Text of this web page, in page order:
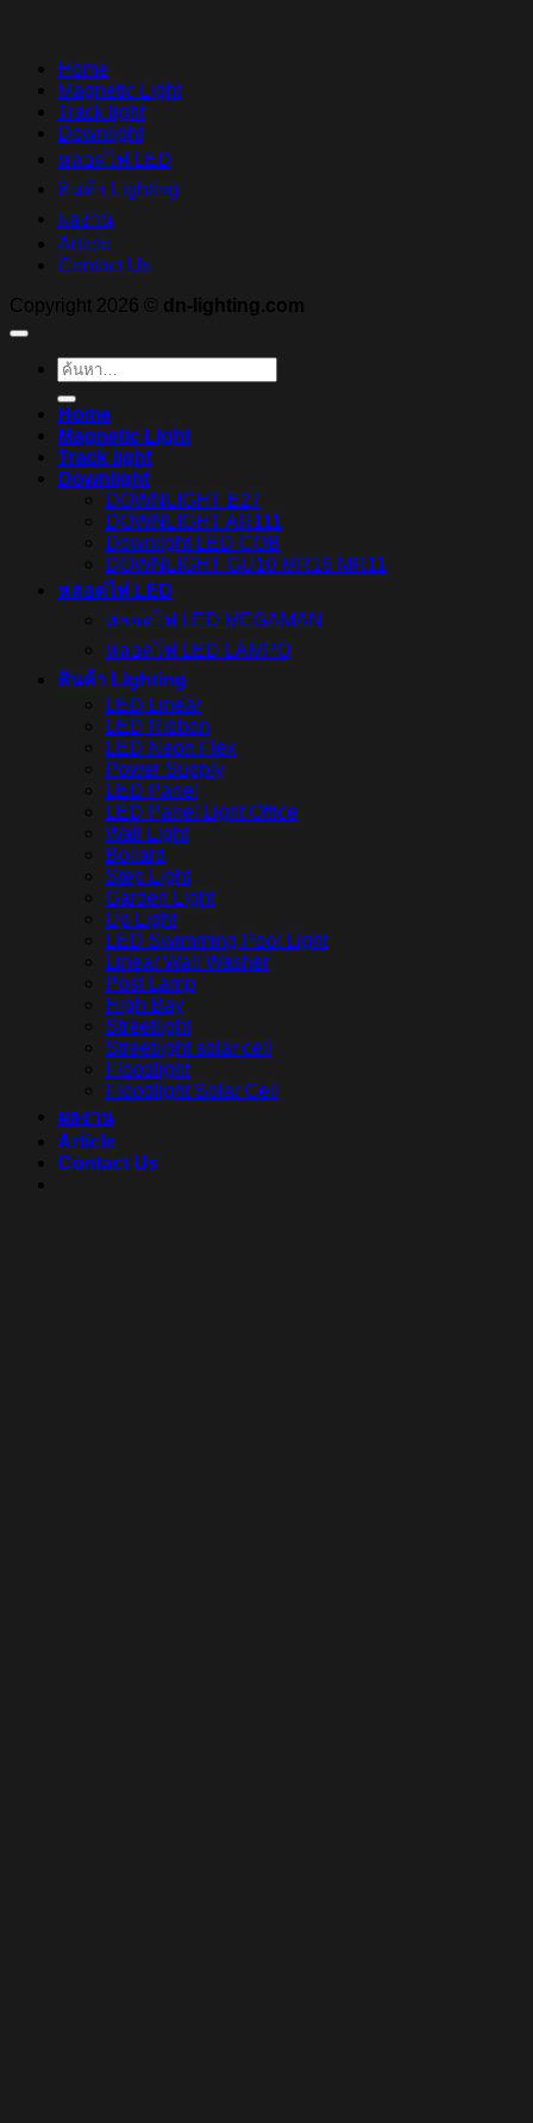
Home
Magnetic Light
Track light
Downlight
หลอดไฟ LED
สินค้า Lighting
ผลงาน
Article
Contact Us
Copyright 2026 © dn-lighting.com
ค้นหา:
Home
Magnetic Light
Track light
Downlight
DOWNLIGHT E27
DOWNLIGHT AR111
Downlight LED COB
DOWNLIGHT GU10 MR16 MR11
หลอดไฟ LED
หลอดไฟ LED MEGAMAN
หลอดไฟ LED LAMPO
สินค้า Lighting
LED Linear
LED Ribbon
LED Neon Flex
Power Supply
LED Panel
LED Panel Light Office
Wall Light
Bollard
Step Light
Garden Light
Up Light
LED Swimming Pool Light
Linear Wall Washer
Post Lamp
High Bay
Streetlight
Streetlight solar cell
Floodlight
Floodlight Solar Cell
ผลงาน
Article
Contact Us